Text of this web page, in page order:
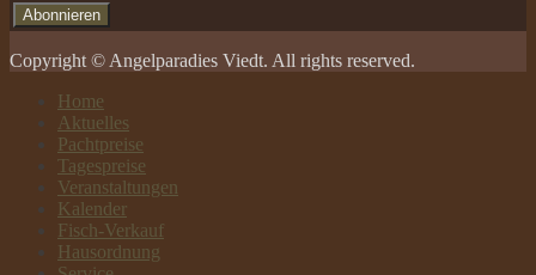
Copyright © Angelparadies Viedt. All rights reserved.
Home
Aktuelles
Pachtpreise
Tagespreise
Veranstaltungen
Kalender
Fisch-Verkauf
Hausordnung